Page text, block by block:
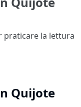
praticare la lettura
Quijote